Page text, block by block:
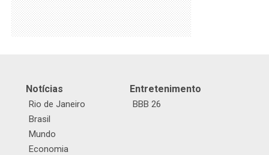
Notícias
Rio de Janeiro
Brasil
Mundo
Economia
Entretenimento
BBB 26